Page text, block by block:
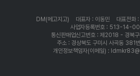
DM(메고지고) 대표자 : 이동민
대표전
사업자등록번호 : 513-14-
통신판매업신고번호 : 제2018 - 경북
주소 : 경상북도 구미시 사곡동 381
개인정보책임자(이메일) :